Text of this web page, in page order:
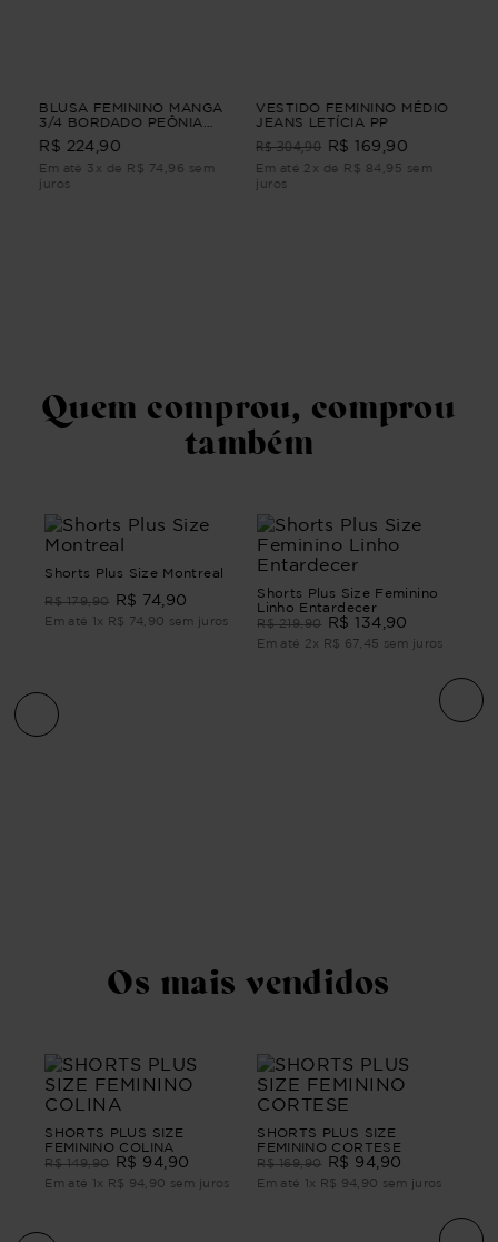
BLUSA FEMININO MANGA
3/4 BORDADO PEÔNIA
BLUSA FEMININO MANGA
3/4 BORDADO Verde G1
R$ 224,90
Em até 3x de R$ 74,96 sem
juros
VESTIDO FEMININO MÉDIO
JEANS LETÍCIA PP
R$ 304,90 R$ 169,90
Em até 2x de R$ 84,95 sem
juros
Quem comprou, comprou
também
Shorts Plus Size Montreal
R$ 179,90 R$ 74 90
Em até 1 x R$ 74 90 sem juros
Shorts Plus Size Feminino
Linho Entardecer
R$ 219,90 R$ 134 90
Em até 2x R$ 67 45 sem juros
Os mais vendidos
SHORTS PLUS SIZE
FEMININO COLINA
R$ 149,90 R$ 94 90
Em até 1x R$ 94 90 sem juros
SHORTS PLUS SIZE
FEMININO CORTESE
R$ 169,90 R$ 94 90
Em até 1x R$ 94 90 sem juros